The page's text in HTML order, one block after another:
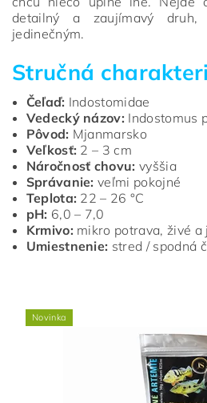
detailný a zaujímavý
jedinečným.
Stručná
Čeľaď: Indostomidae
Vedecký názov: Indostomus
Pôvod: Mjanmarsko
Veľkosť: 2 – 3 cm
Náročnosť chovu: vyššia
Správanie: veľmi pokojné
Teplota: 22 – 26 °C
pH: 6,0 – 7,0
Krmivo: mikro potrava, živé
Umiestnenie: stred / spodná
Novinka